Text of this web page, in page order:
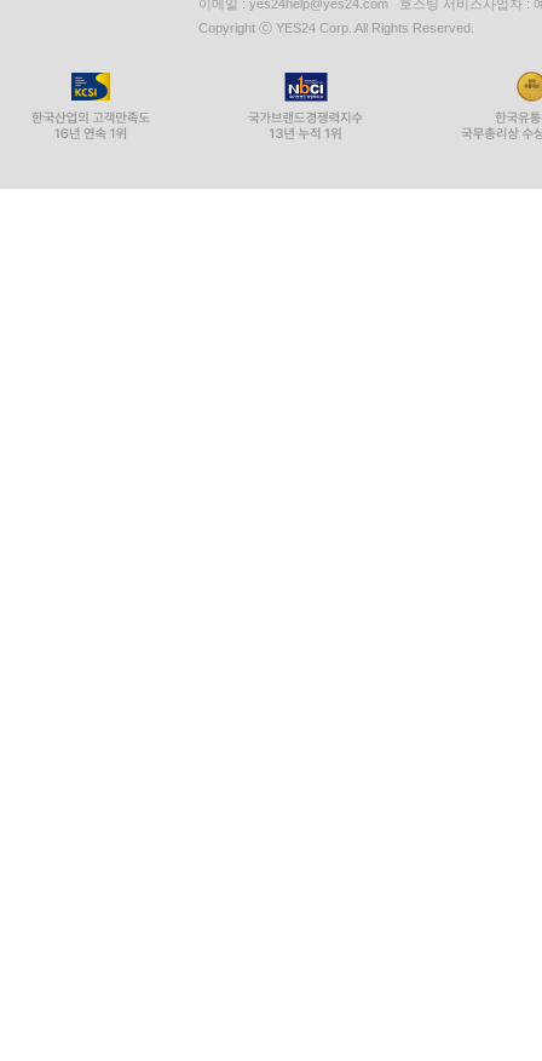
이메일 : yes24help@yes24.com 호스팅 서비스사업자 :
Copyright ⓒ YES24 Corp. All Rights Reserved.